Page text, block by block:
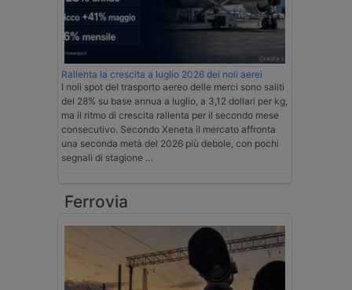
Rallenta la crescita a luglio 2026 dei noli aerei
I noli spot del trasporto aereo delle merci sono saliti
del 28% su base annua a luglio, a 3,12 dollari per kg,
ma il ritmo di crescita rallenta per il secondo mese
consecutivo. Secondo Xeneta il mercato affronta
una seconda metà del 2026 più debole, con pochi
segnali di stagione …
Ferrovia